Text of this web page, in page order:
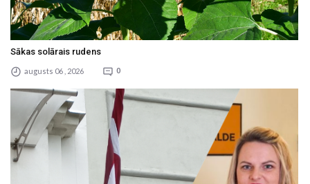
Sākas solārais rudens
augusts 06 , 2026 0